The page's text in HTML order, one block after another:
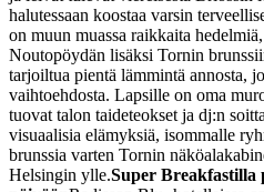
halutessaan koostaa varsin
on muun muassa raikkaita
Noutopöydän lisäksi Tornin
tarjoiltua pientä lämmintä annosta,
vaihtoehdosta. Lapsille on oma
tuovat talon taideteokset ja dj:n
visuaalisia elämyksiä, isommalle
brunssia varten Tornin
Helsingin ylle.Super Breakfastilla